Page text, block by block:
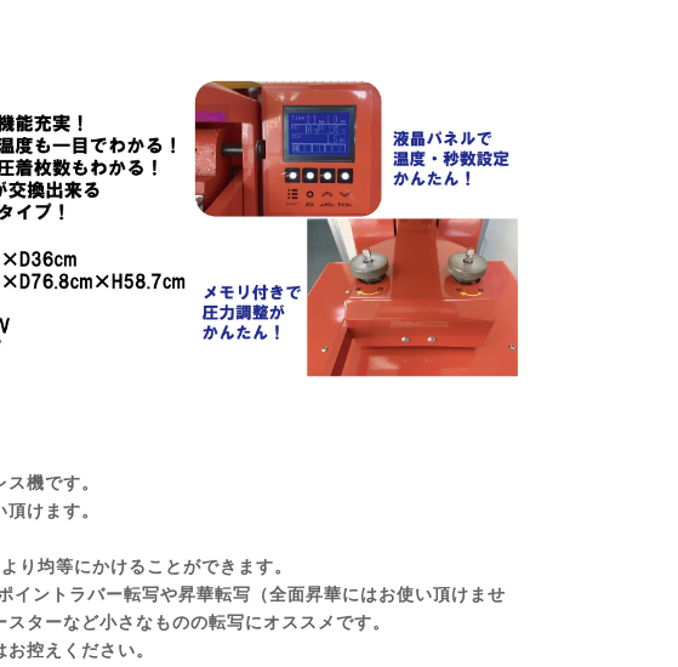
機です。
けます。
り均等にかけることができます。
ントラバー転写や昇華転写（全面昇華にはお使い頂けませ
ターなど小さなものの転写にオススメです。
控えください。